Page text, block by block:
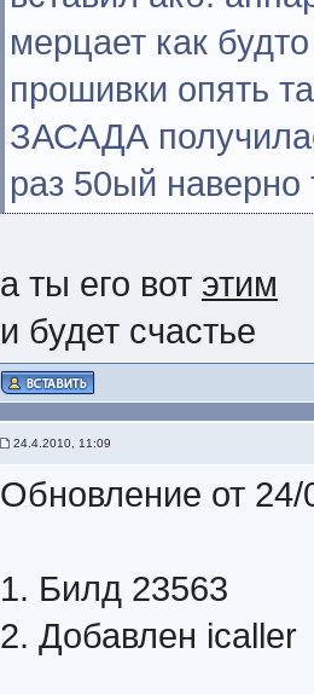
мерцает как
прошивки опять
ЗАСАДА
раз 50ый наверно
а ты его вот этим
и будет счастье
24.4.2010, 11:09
Обновление от 24/
1. Билд 23563
2. Добавлен icaller